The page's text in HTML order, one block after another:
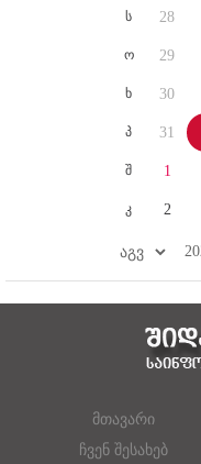
ს
ო
ხ
პ
შ
კ
28
29
30
31
1
2
მთავარი
ჩვენ შესახებ